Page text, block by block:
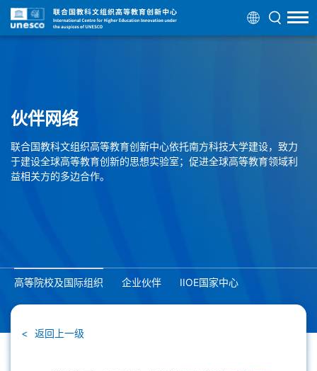
伙伴网络
联合国教科文组织高等教育创新中心依托南方科技大学建设，致力
于建设全球高等教育创新的思想实验室；促进全球高等教育领域利
益相关方的多边合作。
高等院校及国际组织 企业伙伴 IIOE国家中心
返回上一级